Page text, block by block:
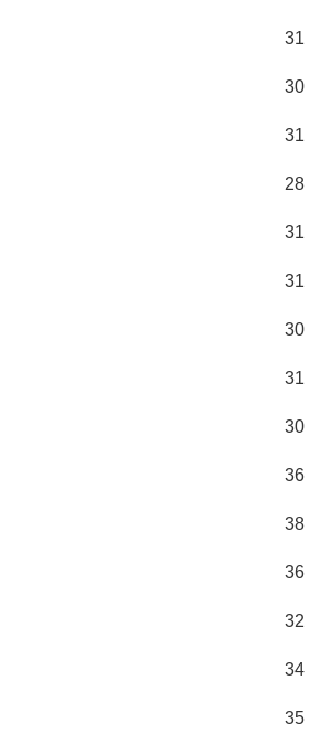
31
30
31
28
31
31
30
31
30
36
38
36
32
34
35